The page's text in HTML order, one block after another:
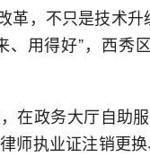
改革，不只是技术
、用得好”，西秀
在政务大厅自助
师执业证注销更